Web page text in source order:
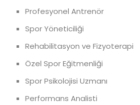
Profesyonel Antrenör
Spor Yöneticiliği
Rehabilitasyon ve Fizyoterapi
Özel Spor Eğitmenliği
Spor Psikolojisi Uzmanı
Performans Analisti